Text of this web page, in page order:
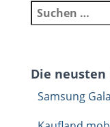
Suchen nach:
Die neusten